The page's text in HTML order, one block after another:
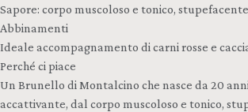
Sapore: corpo muscoloso e tonico,
Abbinamenti
Ideale accompagnamento di carni rosse e
Perché ci piace
Un Brunello di Montalcino che nasce da 20
accattivante, dal corpo muscoloso e tonico,